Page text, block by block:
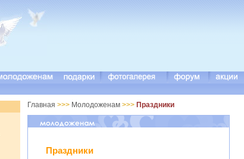
Главная >>> Молодоженам >>> Праздники
Праздники